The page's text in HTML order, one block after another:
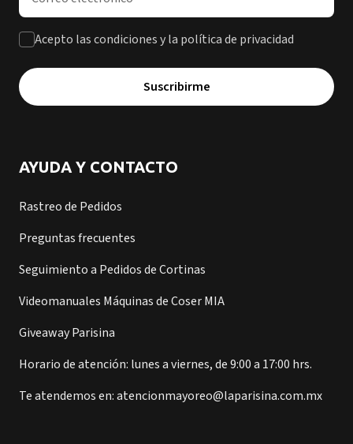
Acepto las condiciones y la política de privacidad
Suscribirme
AYUDA Y CONTACTO
Rastreo de Pedidos
Preguntas frecuentes
Seguimiento a Pedidos de Cortinas
Videomanuales Máquinas de Coser MIA
Giveaway Parisina
Horario de atención: lunes a viernes, de 9:00 a 17:00 hrs.
Te atendemos en: atencionmayoreo@laparisina.com.mx